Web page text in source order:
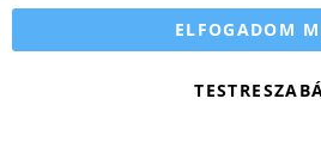
Egészségápolási
Hajvágó kiegészítő
Szórakoztató elektronika
ELFOGADOM